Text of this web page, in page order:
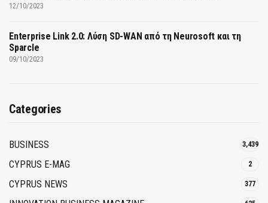
12/10/2023
Enterprise Link 2.0: Λύση SD-WAN από τη Neurosoft και τη
Sparcle
09/10/2023
Categories
BUSINESS 3,439
CYPRUS E-MAG 2
CYPRUS NEWS 377